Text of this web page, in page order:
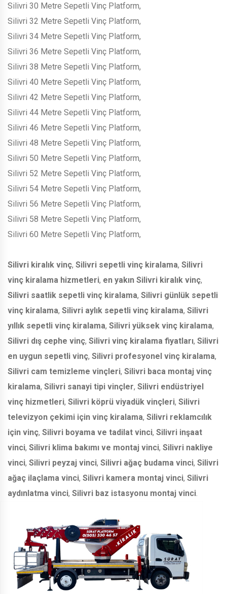
Silivri 30 Metre Sepetli Vinç Platform,
Silivri 32 Metre Sepetli Vinç Platform,
Silivri 34 Metre Sepetli Vinç Platform,
Silivri 36 Metre Sepetli Vinç Platform,
Silivri 38 Metre Sepetli Vinç Platform,
Silivri 40 Metre Sepetli Vinç Platform,
Silivri 42 Metre Sepetli Vinç Platform,
Silivri 44 Metre Sepetli Vinç Platform,
Silivri 46 Metre Sepetli Vinç Platform,
Silivri 48 Metre Sepetli Vinç Platform,
Silivri 50 Metre Sepetli Vinç Platform,
Silivri 52 Metre Sepetli Vinç Platform,
Silivri 54 Metre Sepetli Vinç Platform,
Silivri 56 Metre Sepetli Vinç Platform,
Silivri 58 Metre Sepetli Vinç Platform,
Silivri 60 Metre Sepetli Vinç Platform,
Silivri kiralık vinç, Silivri sepetli vinç kiralama, Silivri
vinç kiralama hizmetleri, en yakın Silivri kiralık vinç,
Silivri saatlik sepetli vinç kiralama, Silivri günlük sepetli
vinç kiralama, Silivri aylık sepetli vinç kiralama, Silivri
yıllık sepetli vinç kiralama, Silivri yüksek vinç kiralama,
Silivri dış cephe vinç, Silivri vinç kiralama fiyatları, Silivri
en uygun sepetli vinç, Silivri profesyonel vinç kiralama,
Silivri cam temizleme vinçleri, Silivri baca montaj vinç
kiralama, Silivri sanayi tipi vinçler, Silivri endüstriyel
vinç hizmetleri, Silivri köprü viyadük vinçleri, Silivri
televizyon çekimi için vinç kiralama, Silivri reklamcılık
için vinç, Silivri boyama ve tadilat vinci, Silivri inşaat
vinci, Silivri klima bakımı ve montaj vinci, Silivri nakliye
vinci, Silivri peyzaj vinci, Silivri ağaç budama vinci, Silivri
ağaç ilaçlama vinci, Silivri kamera montaj vinci, Silivri
aydınlatma vinci, Silivri baz istasyonu montaj vinci